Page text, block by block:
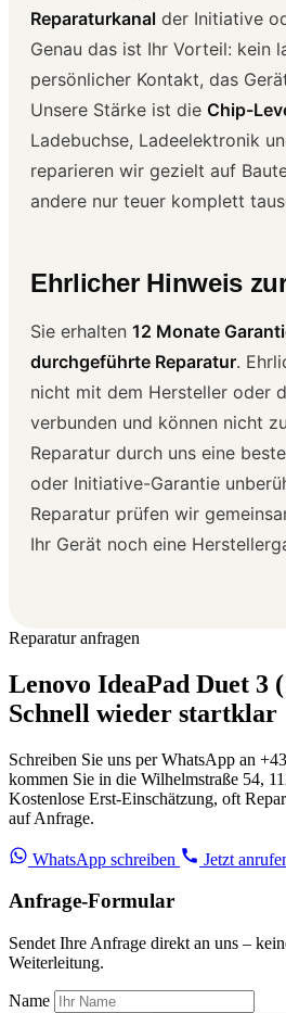
Reparaturkanal der Initiative
Genau das ist Ihr Vorteil: kein
persönlicher Kontakt, das
Unsere Stärke ist die Chip-
Ladebuchse, Ladeelektronik
reparieren wir gezielt auf
andere nur teuer komplett
Ehrlicher Hinweis
Sie erhalten 12 Monate
durchgeführte Reparatur.
nicht mit dem Hersteller oder
verbunden und können nicht
Reparatur durch uns eine
oder Initiative-Garantie
Reparatur prüfen wir
Ihr Gerät noch eine
Reparatur anfragen
Lenovo IdeaPad Duet 3
Schnell wieder startklar
Schreiben Sie uns per WhatsApp an
kommen Sie in die Wilhelmstraße 54,
Kostenlose Erst-Einschätzung, oft
auf Anfrage.
WhatsApp schreiben Jetzt
Anfrage-Formular
Sendet Ihre Anfrage direkt an uns –
Weiterleitung.
Name